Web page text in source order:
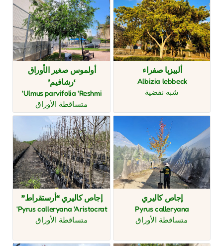
ألبيزيا صفراء
Albizia lebbeck
شبه نفضية
أولموس صغير الأوراق
‘رشافيم’
Ulmus parvifolia 'Reshmi'
متساقطة الأوراق
إجاص كاليري
Pyrus calleryana
متساقطة الأوراق
إجاص كاليري “أرستقراط”
Pyrus calleryana 'Aristocrat'
متساقطة الأوراق